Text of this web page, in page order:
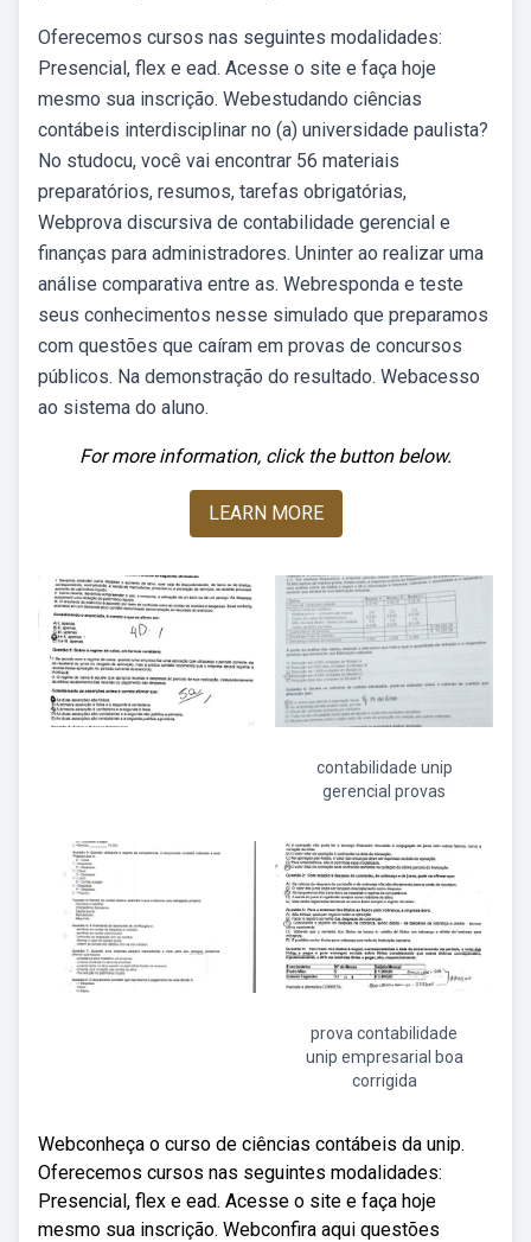
Oferecemos cursos nas seguintes modalidades:
Presencial, flex e ead. Acesse o site e faça hoje
mesmo sua inscrição. Webestudando ciências
contábeis interdisciplinar no (a) universidade paulista?
No studocu, você vai encontrar 56 materiais
preparatórios, resumos, tarefas obrigatórias,
Webprova discursiva de contabilidade gerencial e
finanças para administradores. Uninter ao realizar uma
análise comparativa entre as. Webresponda e teste
seus conhecimentos nesse simulado que preparamos
com questões que caíram em provas de concursos
públicos. Na demonstração do resultado. Webacesso
ao sistema do aluno.
For more information, click the button below.
LEARN MORE
contabilidade unip
gerencial provas
prova contabilidade
unip empresarial boa
corrigida
Webconheça o curso de ciências contábeis da unip.
Oferecemos cursos nas seguintes modalidades:
Presencial, flex e ead. Acesse o site e faça hoje
mesmo sua inscrição. Webconfira aqui questões